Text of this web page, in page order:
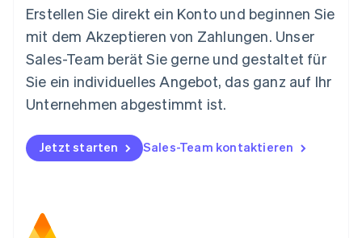
Erstellen Sie direkt ein Konto und beginnen Sie
mit dem Akzeptieren von Zahlungen. Unser
Sales-Team berät Sie gerne und gestaltet für
Sie ein individuelles Angebot, das ganz auf Ihr
Unternehmen abgestimmt ist.
Jetzt starten Sales-Team kontaktieren
Español English
Neuseeland
English
Niederlande
Norwegen
English
DeutschEnglish
Polen
English